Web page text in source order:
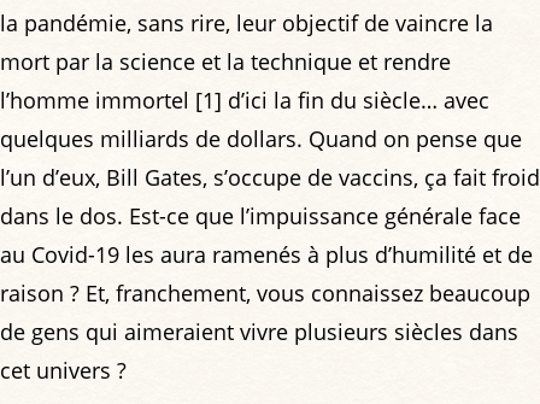
la pandémie, sans rire, leur objectif de vaincre la
mort par la science et la technique et rendre
l’homme immortel [1] d’ici la fin du siècle… avec
quelques milliards de dollars. Quand on pense que
l’un d’eux, Bill Gates, s’occupe de vaccins, ça fait froid
dans le dos. Est-ce que l’impuissance générale face
au Covid-19 les aura ramenés à plus d’humilité et de
raison ? Et, franchement, vous connaissez beaucoup
de gens qui aimeraient vivre plusieurs siècles dans
cet univers ?